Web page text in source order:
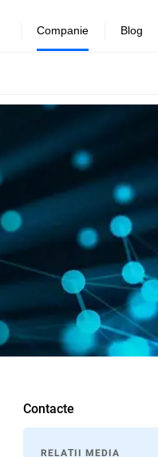
Companie Blog
Contacte
RELAȚII MEDIA